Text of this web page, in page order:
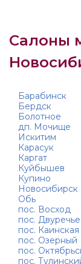
Салоны
Барабинск
Бердск
Болотное
дп. Мочище
Искитим
Карасук
Каргат
Куйбышев
Купино
Новосибирск
Обь
пос. Восход
пос. Двуречье
пос.
пос. Озерный
пос.
пос.